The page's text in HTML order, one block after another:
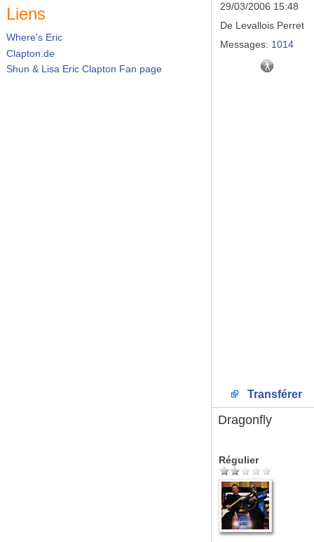
Liens
Where's Eric
Clapton.de
Shun & Lisa Eric Clapton Fan page
29/03/2006 15:48
De Levallois Perret
Messages: 1014
Transférer
Dragonfly
Régulier